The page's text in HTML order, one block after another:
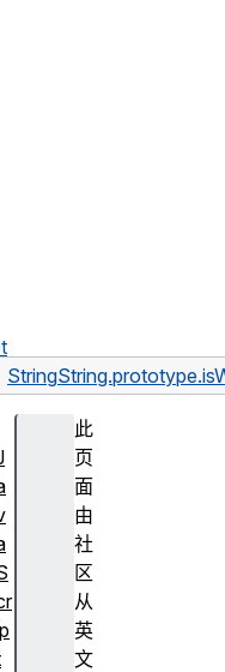
String
此
页
面
由
社
区
从
英
文